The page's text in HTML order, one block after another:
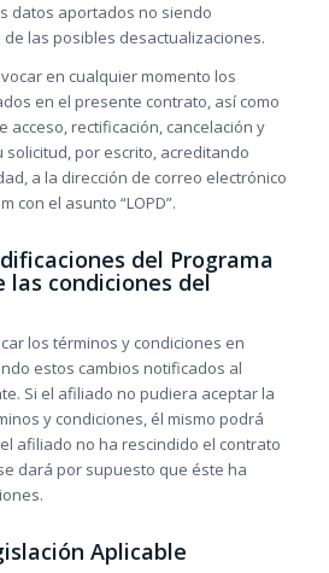
datos aportados no siendo
las posibles desactualizaciones.
en cualquier momento los
en el presente contrato, así como
acceso, rectificación, cancelación y
solicitud, por escrito, acreditando
a la dirección de correo electrónico
con el asunto “LOPD”.
del Programa
las condiciones del
los términos y condiciones en
estos cambios notificados al
Si el afiliado no pudiera aceptar la
y condiciones, él mismo podrá
afiliado no ha rescindido el contrato
dará por supuesto que éste ha
Aplicable